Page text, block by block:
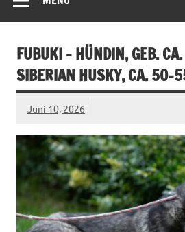
FUBUKI – HÜNDIN, GEB.
SIBERIAN HUSKY, CA. 50-
Juni 10, 2026